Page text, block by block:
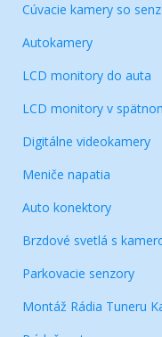
Cúvacie kamery so
Autokamery
LCD monitory do auta
LCD monitory v
Digitálne videokamery
Meniče napatia
Auto konektory
Brzdové svetlá s
Parkovacie senzory
Montáž Rádia Tuneru